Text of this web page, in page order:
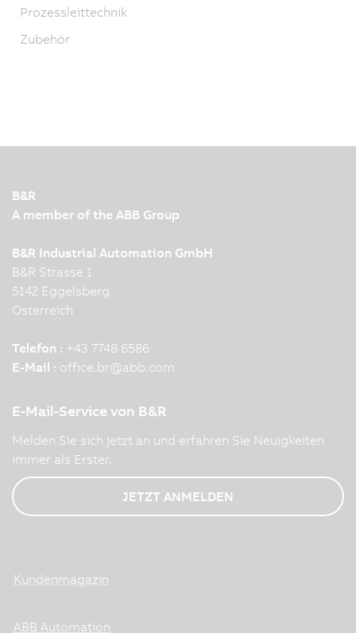
Prozessleittechnik
Zubehör
B&R
A member of the ABB Group
B&R Industrial Automation GmbH
B&R Strasse 1
5142 Eggelsberg
Österreich
Telefon : +43 7748 6586
E-Mail : office.br@abb.com
E-Mail-Service von B&R
Melden Sie sich jetzt an und erfahren Sie Neuigkeiten
immer als Erster.
JETZT ANMELDEN
Kundenmagazin
ABB Automation